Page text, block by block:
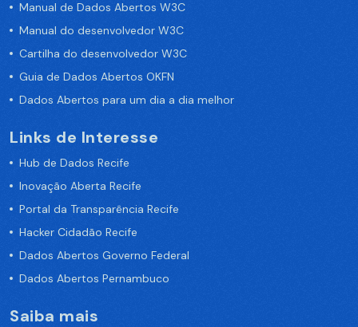
Manual de Dados Abertos W3C
Manual do desenvolvedor W3C
Cartilha do desenvolvedor W3C
Guia de Dados Abertos OKFN
Dados Abertos para um dia a dia melhor
Links de Interesse
Hub de Dados Recife
Inovação Aberta Recife
Portal da Transparência Recife
Hacker Cidadão Recife
Dados Abertos Governo Federal
Dados Abertos Pernambuco
Saiba mais